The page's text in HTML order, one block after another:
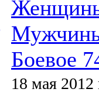
Боевое
18 мая 2012